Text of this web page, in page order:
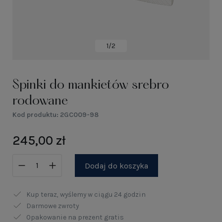
1/2
Spinki do mankietów srebro
rodowane
Kod produktu: 2GC009-98
245,00 zł
Dodaj do koszyka
Kup teraz, wyślemy w ciągu 24 godzin
Darmowe zwroty
Opakowanie na prezent gratis